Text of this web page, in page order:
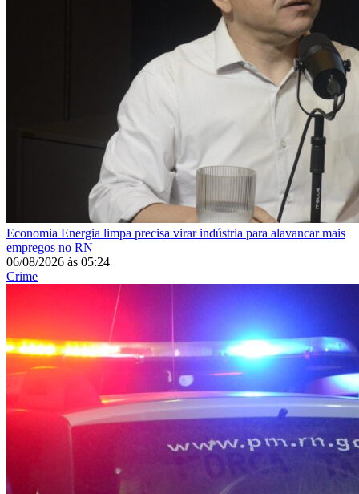
Economia Energia limpa precisa virar indústria para alavancar mais
empregos no RN
06/08/2026 às 05:24
Crime